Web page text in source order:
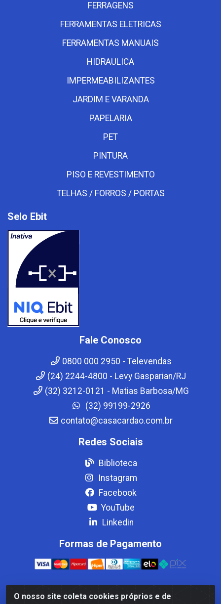
O nosso site coleta cookies próprios e de
FERRAGENS
FERRAMENTAS ELETRICAS
FERRAMENTAS MANUAIS
HIDRAULICA
IMPERMEABILIZANTES
JARDIM E VARANDA
PAPELARIA
PET
PINTURA
PISO E REVESTIMENTO
TELHAS / FORROS / PORTAS
Selo Ebit
Fale Conosco
0800 000 2950 - Televendas
(24) 2244-4800 - Levy Gasparian/RJ
(32) 3212-0121 - Matias Barbosa/MG
(32) 99199-2926
contato@casacardao.com.br
Redes Sociais
Biblioteca
Instagram
Facebook
YouTube
Linkedin
Formas de Pagamento